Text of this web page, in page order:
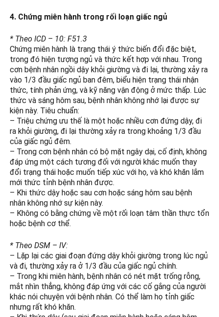
4. Chứng miên hành trong rối loạn giấc ngủ
* Theo ICD – 10: F51.3
Chứng miên hành là trạng thái ý thức biến đổi đặc biệt,
trong đó hiện tượng ngủ và thức kết hợp với nhau. Trong
cơn bệnh nhân ngồi dậy khỏi giường và đi lại, thường xảy ra
vào 1/3 đầu giấc ngủ ban đêm, biểu hiện trạng thái nhận
thức, tính phản ứng, và kỹ năng vận động ở mức thấp. Lúc
thức và sáng hôm sau, bệnh nhân không nhớ lại được sự
kiện này. Tiêu chuẩn:
– Triệu chứng ưu thế là một hoặc nhiều cơn đứng dậy, đi
ra khỏi giường, đi lại thường xảy ra trong khoảng 1/3 đầu
của giấc ngủ đêm.
– Trong cơn bệnh nhân có bộ mặt ngây dại, cố định, không
đáp ứng một cách tương đối với người khác muốn thay
đổi trạng thái hoặc muốn tiếp xúc với họ, và khó khăn lắm
mới thức tỉnh bệnh nhân được.
– Khi thức dậy hoặc sau cơn hoặc sáng hôm sau bệnh
nhân không nhớ sự kiện này.
– Không có bằng chứng về một rối loạn tâm thần thực tổn
hoặc bệnh cơ thể.
* Theo DSM – IV:
– Lặp lại các giai đoạn đứng dậy khỏi giường trong lúc ngủ
và đi, thường xảy ra ở 1/3 đầu của giấc ngủ chính.
– Trong khi miên hành, bệnh nhân có nét mặt trống rỗng,
mắt nhìn thẳng, không đáp ứng với các cố gắng của người
khác nói chuyện với bệnh nhân. Có thể làm họ tỉnh giấc
nhưng rất khó khăn.